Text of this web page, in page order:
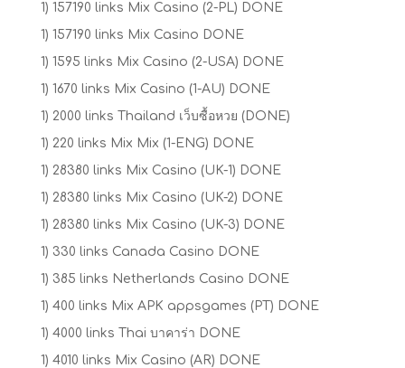
1) 157190 links Mix Casino (2-PL) DONE
1) 157190 links Mix Casino DONE
1) 1595 links Mix Casino (2-USA) DONE
1) 1670 links Mix Casino (1-AU) DONE
1) 2000 links Thailand เว็บซื้อหวย (DONE)
1) 220 links Mix Mix (1-ENG) DONE
1) 28380 links Mix Casino (UK-1) DONE
1) 28380 links Mix Casino (UK-2) DONE
1) 28380 links Mix Casino (UK-3) DONE
1) 330 links Canada Casino DONE
1) 385 links Netherlands Casino DONE
1) 400 links Mix APK appsgames (PT) DONE
1) 4000 links Thai บาคาร่า DONE
1) 4010 links Mix Casino (AR) DONE